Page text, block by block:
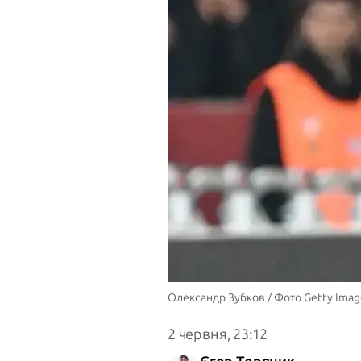
Олександр Зубков / Фото Getty
2 червня, 23:12